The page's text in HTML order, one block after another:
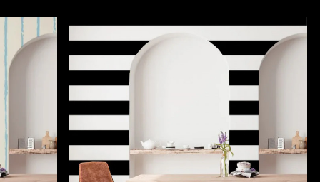
motive geometrice, florale sau abstracte, în funcție de
special. Ai șansa de a-ți pune creativitatea în
tapetul pentru bucătărie se aplică cu ușurință,
final este exact așa cum ți-l dorești, pentru că
personalizat care să se potrivească perfect cu
tău. Un tapet poate face diferența și pentru tine, așa
fiecare pas, așa că descoperă chiar acum colecțiile